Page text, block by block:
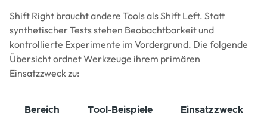
Shift Right braucht andere Tools als Shift Left. Statt
synthetischer Tests stehen Beobachtbarkeit und
kontrollierte Experimente im Vordergrund. Die folgende
Übersicht ordnet Werkzeuge ihrem primären
Einsatzzweck zu:
Bereich Tool-Beispiele Einsatzzweck